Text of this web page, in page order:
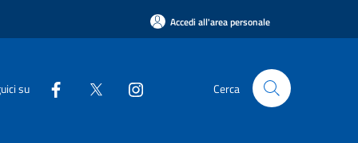
Accedi all'area personale
su Cerca